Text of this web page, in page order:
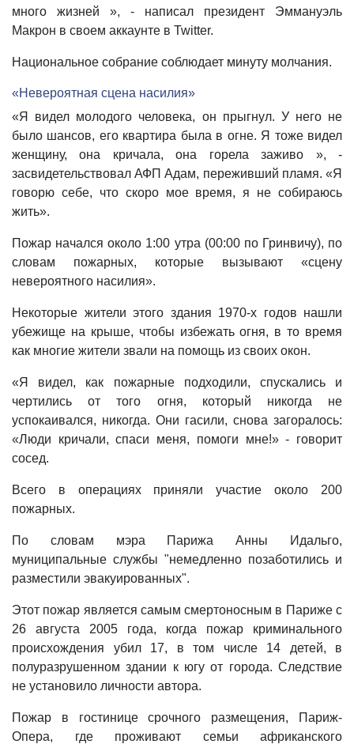
много жизней », - написал президент Эммануэль
Макрон в своем аккаунте в Twitter.
Национальное собрание соблюдает минуту молчания.
«Невероятная сцена насилия»
«Я видел молодого человека, он прыгнул. У него не
было шансов, его квартира была в огне. Я тоже видел
женщину, она кричала, она горела заживо », -
засвидетельствовал АФП Адам, переживший пламя. «Я
говорю себе, что скоро мое время, я не собираюсь
жить».
Пожар начался около 1:00 утра (00:00 по Гринвичу), по
словам пожарных, которые вызывают «сцену
невероятного насилия».
Некоторые жители этого здания 1970-х годов нашли
убежище на крыше, чтобы избежать огня, в то время
как многие жители звали на помощь из своих окон.
«Я видел, как пожарные подходили, спускались и
чертились от того огня, который никогда не
успокаивался, никогда. Они гасили, снова загоралось:
«Люди кричали, спаси меня, помоги мне!» - говорит
сосед.
Всего в операциях приняли участие около 200
пожарных.
По словам мэра Парижа Анны Идальго,
муниципальные службы "немедленно позаботились и
разместили эвакуированных".
Этот пожар является самым смертоносным в Париже с
26 августа 2005 года, когда пожар криминального
происхождения убил 17, в том числе 14 детей, в
полуразрушенном здании к югу от города. Следствие
не установило личности автора.
Пожар в гостинице срочного размещения, Париж-
Опера, где проживают семьи африканского